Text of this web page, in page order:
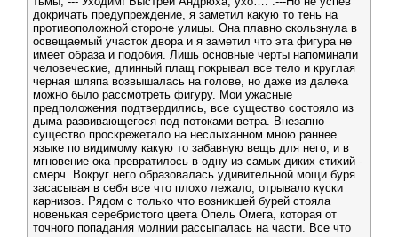
докричать предупреждение, я заметил какую то тень на
противоположной стороне улицы. Она плавно скользнула в
освещаемый участок двора и я заметил что эта фигура не
имеет образа и подобия. Лишь основные черты напоминали
человеческие, длинный плащ покрывал все тело и круглая
черная шляпа возвышалась на голове, но даже из далека
можно было рассмотреть фигуру. Мои ужасные
предположения подтвердились, все существо состояло из
дыма развивающегося под потоками ветра. Внезапно
существо проскрежетало на неслыханном мною раннее
языке по видимому какую то забавную вещь для него, и в
мгновение ока превратилось в одну из самых диких стихий -
смерч. Вокруг него образовалась удивительной мощи буря
засасывая в себя все что плохо лежало, отрывало куски
карнизов. Рядом с только что возникшей бурей стояла
новенькая серебристого цвета Опель Омега, которая от
точного попадания молнии рассыпалась на части. Все что